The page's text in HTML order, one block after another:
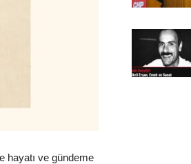
hayatı ve gündeme